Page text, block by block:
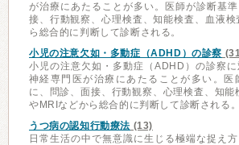
が治療にあたることが多い。医師が診断基
接、行動観察、心理検査、知能検査、血液
ら総合的に判断して診断される。
小児の注意欠如・多動症（ADHD）の診察
小児の注意欠如・多動症（ADHD）の診察
神経専門医が治療にあたることが多い。医
に、問診、面接、行動観察、心理検査、知能
やMRIなどから総合的に判断して診断される。
うつ病の認知行動療法 (13)
日常生活の中で無意識に生じる極端な捉え